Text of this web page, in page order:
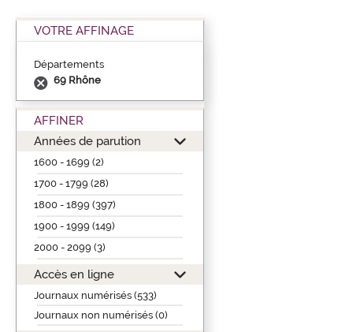
VOTRE AFFINAGE
Départements
69 Rhône
AFFINER
Années de parution
1600 - 1699 (2)
1700 - 1799 (28)
1800 - 1899 (397)
1900 - 1999 (149)
2000 - 2099 (3)
Accès en ligne
Journaux numérisés (533)
Journaux non numérisés (0)